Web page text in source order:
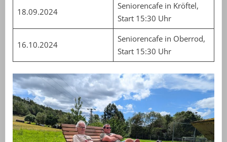
18.09.2024
Seniorencafe in Kröftel,
Start 15:30 Uhr
16.10.2024
Seniorencafe in Oberrod,
Start 15:30 Uhr